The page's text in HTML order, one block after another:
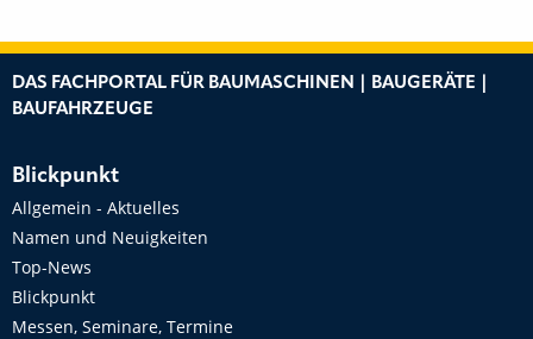
DAS FACHPORTAL FÜR BAUMASCHINEN | BAUGERÄTE |
BAUFAHRZEUGE
Blickpunkt
Allgemein - Aktuelles
Namen und Neuigkeiten
Top-News
Blickpunkt
Messen, Seminare, Termine